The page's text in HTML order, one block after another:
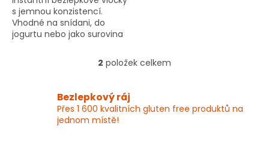
s jemnou konzistencí.
Vhodné na snídani, do
jogurtu nebo jako surovina
O
á
d
2 položek celkem
Bezlepkový ráj
Přes 1 600 kvalitních gluten free produktů na
jednom místě!